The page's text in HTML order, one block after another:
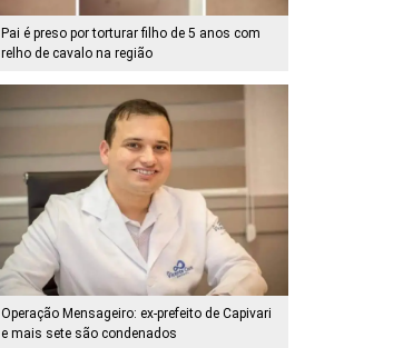
Pai é preso por torturar filho de 5 anos com
relho de cavalo na região
Operação Mensageiro: ex-prefeito de Capivari
e mais sete são condenados